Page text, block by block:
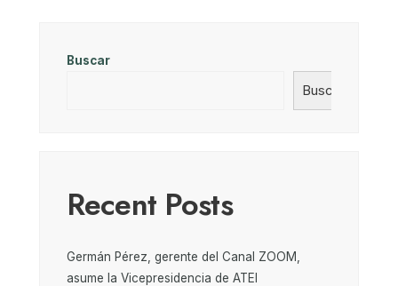
Buscar
Buscar
Recent Posts
Germán Pérez, gerente del Canal ZOOM,
asume la Vicepresidencia de ATEI